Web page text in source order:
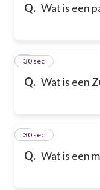
Q. Wat is een
Q. Wat is een
8
30 sec
Q. Wat is een
9
30 sec